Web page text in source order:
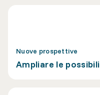
Nuove prospettive
Ampliare le